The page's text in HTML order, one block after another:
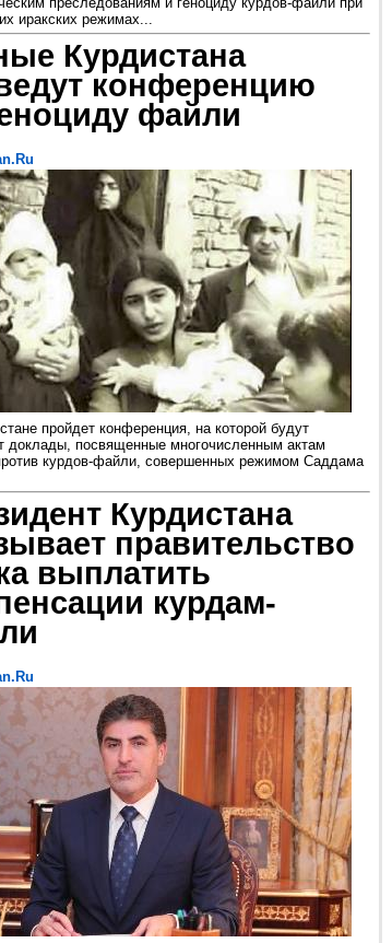
иракских режимах...
Курдистана
конференцию
файли
пройдет конференция, на которой будут
доклады, посвященные многочисленным актам
курдов-файли, совершенных режимом Саддама
Курдистана
правительство
выплатить
курдам-